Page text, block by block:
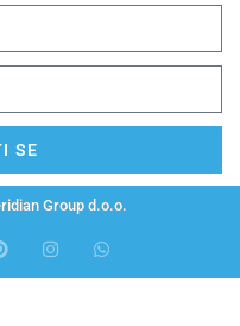
SE
Group d.o.o.